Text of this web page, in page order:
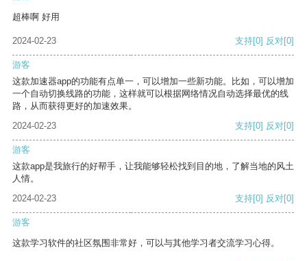
超棒啊 好用
2024-02-23 支持[0] 反对[0]
游客
这款加速器app的功能有点单一，可以增加一些新功能。比如，可以增加
一个自动切换线路的功能，这样就可以根据网络情况自动选择最优的线
路，从而获得更好的加速效果。
2024-02-23
支持[0] 反对[0]
游客
这款app是我旅行的好帮手，让我能够轻松找到目的地，了解当地的风土
人情。
2024-02-23
支持[0] 反对[0]
游客
这款学习软件的社区氛围非常好，可以与其他学习者交流学习心得。